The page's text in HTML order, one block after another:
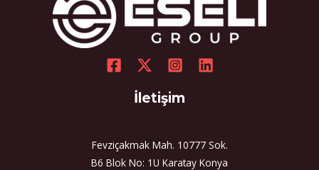
İletişim
Fevziçakmak Mah. 10777 Sok.
B6 Blok No: 1U Karatay Konya